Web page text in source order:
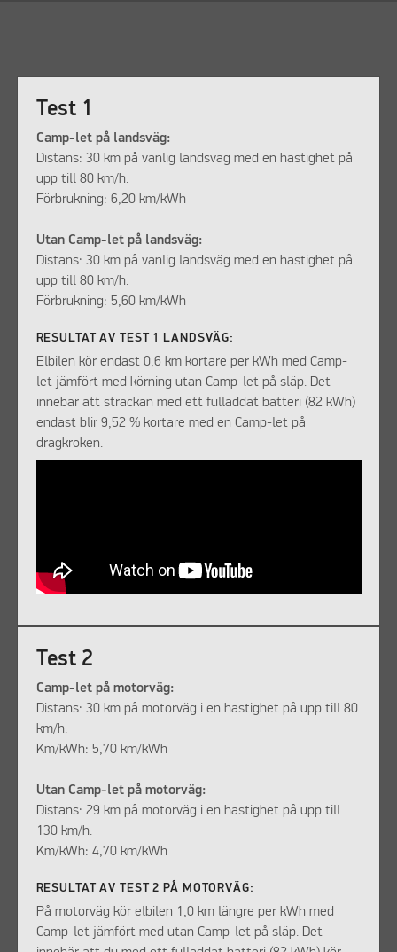
Test 1
Camp-let på landsväg:
Distans: 30 km på vanlig landsväg med en hastighet på
upp till 80 km/h.
Förbrukning: 6,20 km/kWh
Utan Camp-let på landsväg:
Distans: 30 km på vanlig landsväg med en hastighet på
upp till 80 km/h.
Förbrukning: 5,60 km/kWh
RESULTAT AV TEST 1 LANDSVÄG:
Elbilen kör endast 0,6 km kortare per kWh med Camp-
let jämfört med körning utan Camp-let på släp. Det
innebär att sträckan med ett fulladdat batteri (82 kWh)
endast blir 9,52 % kortare med en Camp-let på
dragkroken.
Test 2
Camp-let på motorväg:
Distans: 30 km på motorväg i en hastighet på upp till 80
km/h.
Km/kWh: 5,70 km/kWh
Utan Camp-let på motorväg:
Distans: 29 km på motorväg i en hastighet på upp till
130 km/h.
Km/kWh: 4,70 km/kWh
RESULTAT AV TEST 2 PÅ MOTORVÄG:
På motorväg kör elbilen 1,0 km längre per kWh med
Camp-let jämfört med utan Camp-let på släp. Det